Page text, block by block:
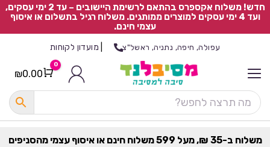
חדש! משלוח אקספרס בהתאם לרשימת היישובים – עד 2 ימי עסקים,
ועד 4 ימי עסקים למוצרים ממותגים. משלוח רגיל בתשלום או איסוף
עצמי חינם.
עפולה, חיפה, נתניה, ראשל"צ מועדון לקוחות
Cart
0
₪0.00
משלוח ב-35 ₪, מעל 599 משלוח חינם או איסוף עצמי מהסניפים